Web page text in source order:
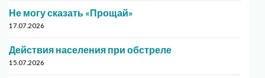
Не могу сказать «Прощай»
17.07.2026
Действия населения при обстреле
15.07.2026